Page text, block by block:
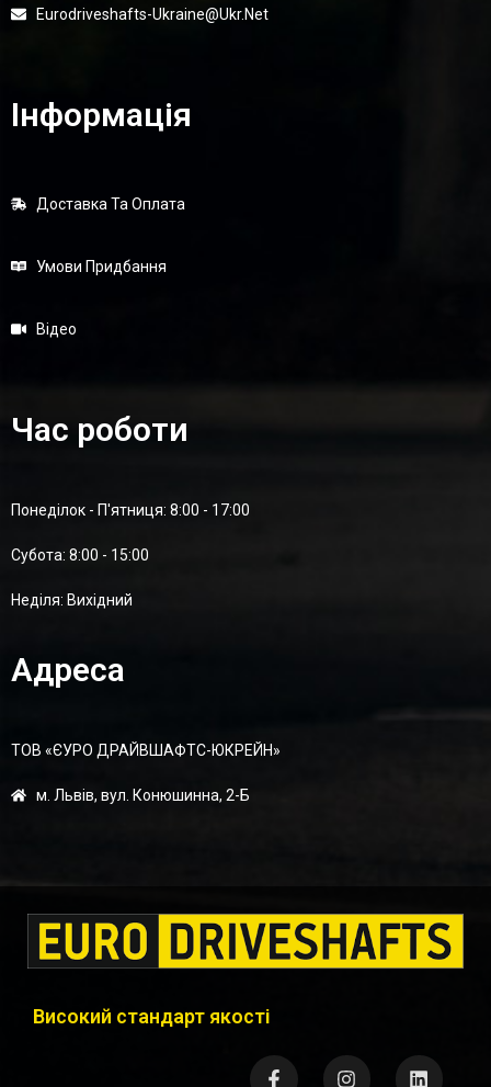
Eurodriveshafts-Ukraine@ukr.net
Інформація
Доставка Та Оплата
Умови Придбання
Відео
Час роботи
Понеділок - П'ятниця: 8:00 - 17:00
Суботa: 8:00 - 15:00
Неділя: Вихідний
Адреса
ТОВ «ЄУРО ДРАЙВШАФТC-ЮКРЕЙН»
м. Львів, вул. Конюшинна, 2-Б
Високий стандарт якості